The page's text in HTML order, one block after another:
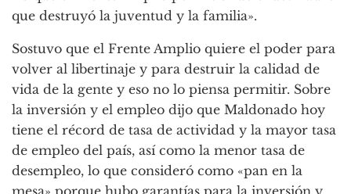
que destruyó la juventud y la familia».
Sostuvo que el Frente Amplio quiere el poder para
volver al libertinaje y para destruir la calidad de
vida de la gente y eso no lo piensa permitir. Sobre
la inversión y el empleo dijo que Maldonado hoy
tiene el récord de tasa de actividad y la mayor tasa
de empleo del país, así como la menor tasa de
desempleo, lo que consideró como «pan en la